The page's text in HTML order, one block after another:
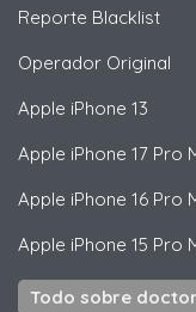
Reporte Blacklist
Operador Original
Apple iPhone 13
Apple iPhone 17 Pro
Apple iPhone 16 Pro
Apple iPhone 15 Pro
Todo sobre